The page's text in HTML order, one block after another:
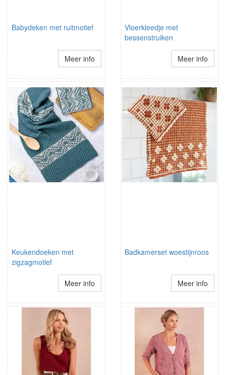
Babydeken met ruitmotief
Meer info
Vloerkleedje met
bessenstruiken
Meer info
Keukendoeken met
zigzagmotief
Meer info
Badkamerset woestijnroos
Meer info